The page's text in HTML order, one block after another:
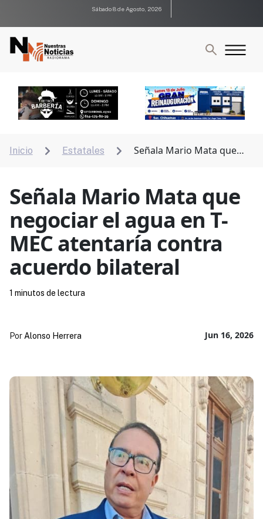
Sábado 8 de Agosto, 2026
Inicio  Estatales 
Señala Mario Mata que
Señala Mario Mata que
negociar el agua en T-
MEC atentaría contra
acuerdo bilateral
Jun 16, 2026
Por Alonso Herrera
1 minutos de lectura